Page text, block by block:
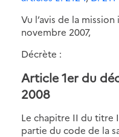
Vu l’avis de la
novembre 2007,
Décrète :
Article 1er du
2008
Le chapitre II du titre
partie du code de la